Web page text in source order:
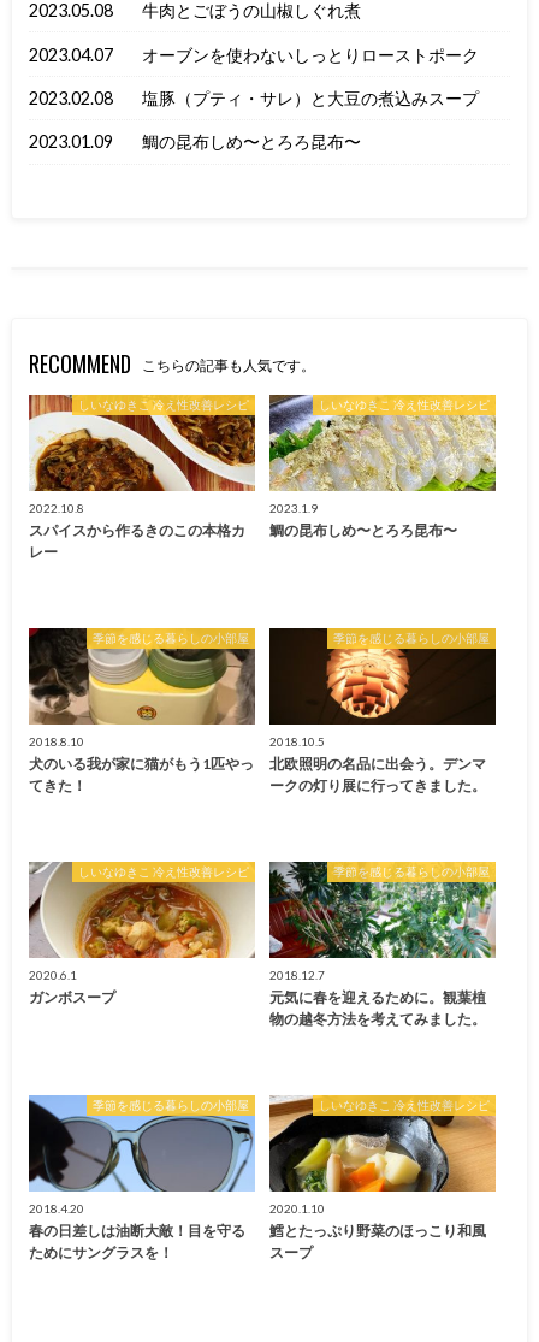
2023.05.08 牛肉とごぼうの山椒しぐれ煮
2023.04.07 オーブンを使わないしっとりローストポーク
2023.02.08 塩豚（プティ・サレ）と大豆の煮込みスープ
2023.01.09 鯛の昆布しめ〜とろろ昆布〜
RECOMMEND こちらの記事も人気です。
しいなゆきこ 冷え性改善レシピ
2022.10.8
スパイスから作るきのこの本格カ
レー
しいなゆきこ 冷え性改善レシピ
2023.1.9
鯛の昆布しめ〜とろろ昆布〜
季節を感じる暮らしの小部屋
2018.8.10
犬のいる我が家に猫がもう1匹やっ
てきた！
季節を感じる暮らしの小部屋
2018.10.5
北欧照明の名品に出会う。デンマ
ークの灯り展に行ってきました。
しいなゆきこ 冷え性改善レシピ
2020.6.1
ガンボスープ
季節を感じる暮らしの小部屋
2018.12.7
元気に春を迎えるために。観葉植
物の越冬方法を考えてみました。
季節を感じる暮らしの小部屋
2018.4.20
春の日差しは油断大敵！目を守る
ためにサングラスを！
しいなゆきこ 冷え性改善レシピ
2020.1.10
鱈とたっぷり野菜のほっこり和風
スープ